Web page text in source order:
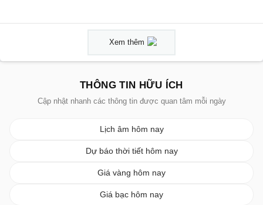
Xem thêm
THÔNG TIN HỮU ÍCH
Cập nhật nhanh các thông tin được quan tâm mỗi ngày
Lịch âm hôm nay
Dự báo thời tiết hôm nay
Giá vàng hôm nay
Giá bạc hôm nay